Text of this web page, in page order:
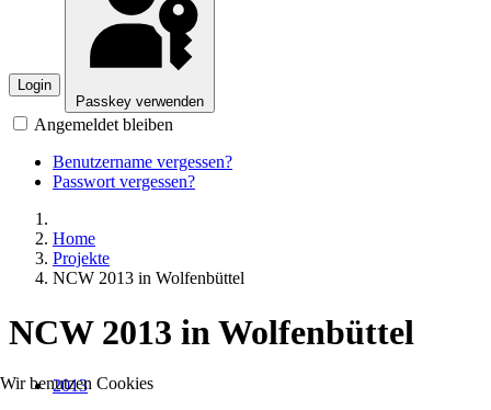
Login
Passkey verwenden
Angemeldet bleiben
Benutzername vergessen?
Passwort vergessen?
Home
Projekte
NCW 2013 in Wolfenbüttel
NCW 2013 in Wolfenbüttel
2013
Wir benutzen Cookies